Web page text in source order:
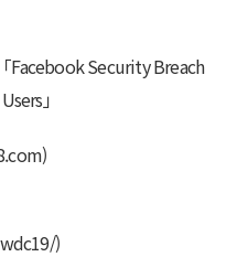
Facebook Security Breach
」
)